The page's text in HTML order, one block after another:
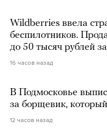
Wildberries ввела
беспилотников.
до 50 тысяч рублей
16 часов назад
В Подмосковье
за борщевик,
12 часов назад